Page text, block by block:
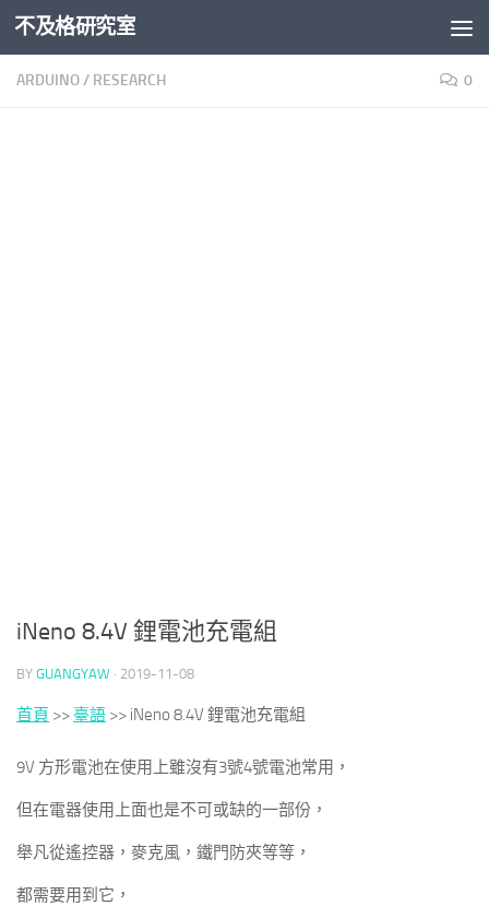
Skip to content
不及格研究室
ARDUINO/ RESEARCH 0
iNeno 8.4V 鋰電池充電組
BY GUANGYAW · 2019-11-08
首頁 >> 臺語 >> iNeno 8.4V 鋰電池充電組
9V 方形電池在使用上雖沒有3號4號電池常用，
但在電器使用上面也是不可或缺的一部份，
舉凡從遙控器，麥克風，鐵門防夾等等，
都需要用到它，